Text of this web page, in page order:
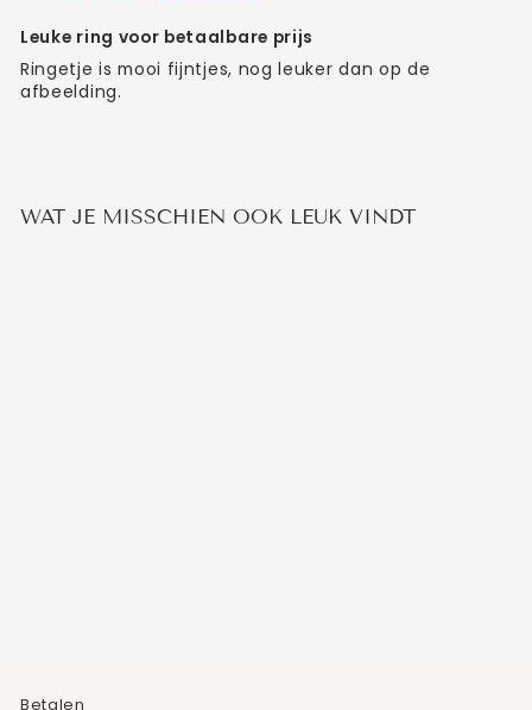
Leuke ring voor betaalbare prijs
Ringetje is mooi fijntjes, nog leuker dan op de
afbeelding.
WAT JE MISSCHIEN OOK LEUK VINDT
Betalen